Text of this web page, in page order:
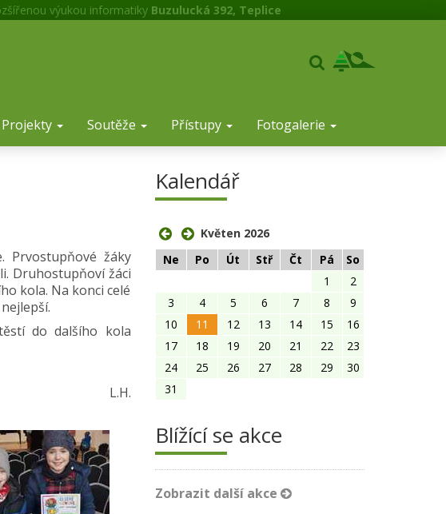
výukou informatiky Buzulucká 392, Teplice
Projekty Soutěže Přístupy Fotogalerie
Prvostupňové žáky
Druhostupňoví žáci
kola. Na konci celé
do dalšího kola
L.H.
Kalendář
Květen 2026
Ne
Po Út Stř Čt Pá
So
1
2
3
4 5 6 7 8
9
10
11 12 13 14 15
16
17
18 19 20 21 22
23
24
25 26 27 28 29
30
31
Blížící se akce
Zobrazit další akce